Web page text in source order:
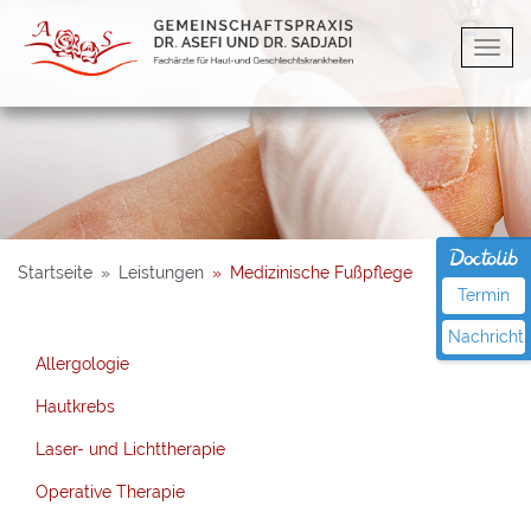
Termin
Nachricht
Startseite » Leistungen » Medizinische Fußpflege
Allergologie
Hautkrebs
Laser- und Lichttherapie
Operative Therapie